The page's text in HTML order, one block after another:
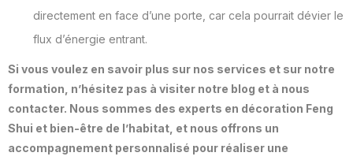
directement en face d’une porte, car cela pourrait dévier le
flux d’énergie entrant.
Si vous voulez en savoir plus sur nos services et sur notre
formation, n’hésitez pas à visiter notre blog et à nous
contacter. Nous sommes des experts en décoration Feng
Shui et bien-être de l’habitat, et nous offrons un
accompagnement personnalisé pour réaliser une